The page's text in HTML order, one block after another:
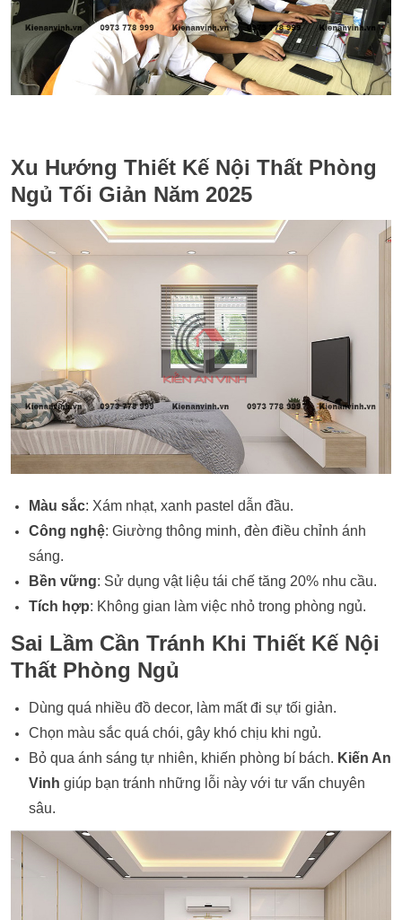
Xu Hướng Thiết Kế Nội Thất Phòng
Ngủ Tối Giản Năm 2025
Màu sắc: Xám nhạt, xanh pastel dẫn đầu.
Công nghệ: Giường thông minh, đèn điều chỉnh ánh
sáng.
Bền vững: Sử dụng vật liệu tái chế tăng 20% nhu cầu.
Tích hợp: Không gian làm việc nhỏ trong phòng ngủ.
Sai Lầm Cần Tránh Khi Thiết Kế Nội
Thất Phòng Ngủ
Dùng quá nhiều đồ decor, làm mất đi sự tối giản.
Chọn màu sắc quá chói, gây khó chịu khi ngủ.
Bỏ qua ánh sáng tự nhiên, khiến phòng bí bách. Kiến An
Vinh giúp bạn tránh những lỗi này với tư vấn chuyên
sâu.